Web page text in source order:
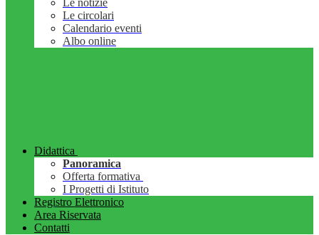
Le notizie
Le circolari
Calendario eventi
Albo online
Didattica
Panoramica
Offerta formativa
I Progetti di Istituto
Registro Elettronico
Area Riservata
Contatti